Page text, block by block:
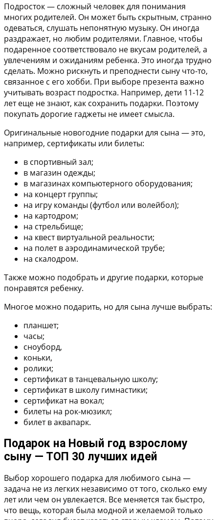
Подросток — сложный человек для понимания
многих родителей. Он может быть скрытным, странно
одеваться, слушать непонятную музыку. Он иногда
раздражает, но любим родителями. Главное, чтобы
подаренное соответствовало не вкусам родителей, а
увлечениям и ожиданиям ребенка. Это иногда трудно
сделать. Можно рискнуть и преподнести сыну что-то,
связанное с его хобби. При выборе презента важно
учитывать возраст подростка. Например, дети 11-12
лет еще не знают, как сохранить подарки. Поэтому
покупать дорогие гаджеты не имеет смысла.
Оригинальные новогодние подарки для сына — это,
например, сертификаты или билеты:
в спортивный зал;
в магазин одежды;
в магазинах компьютерного оборудования;
на концерт группы;
на игру команды (футбол или волейбол);
на картодром;
на стрельбище;
на квест виртуальной реальности;
на полет в аэродинамической трубе;
на скалодром.
Также можно подобрать и другие подарки, которые
понравятся ребенку.
Многое можно подарить, но для сына лучше выбрать:
планшет;
часы;
сноуборд,
коньки,
ролики;
сертификат в танцевальную школу;
сертификат в школу гимнастики;
сертификат на вокал;
билеты на рок-мюзикл;
билет в аквапарк.
Подарок на Новый год взрослому
сыну — ТОП 30 лучших идей
Выбор хорошего подарка для любимого сына —
задача не из легких независимо от того, сколько ему
лет или чем он увлекается. Все меняется так быстро,
что вещь, которая была модной и желаемой только